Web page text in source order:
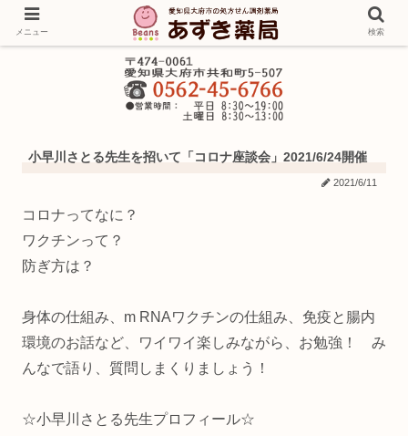
小早川さとる先生を招いて「コロナ座談会」2021/6/24開催
2021/6/11
コロナってなに？
ワクチンって？
防ぎ方は？
身体の仕組み、m RNAワクチンの仕組み、免疫と腸内
環境のお話など、ワイワイ楽しみながら、お勉強！ み
んなで語り、質問しまくりましょう！
☆小早川さとる先生プロフィール☆
メニュー 検索